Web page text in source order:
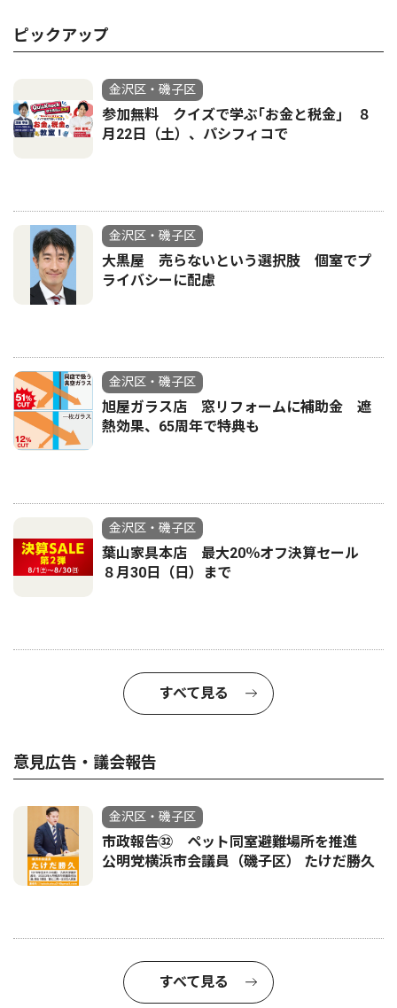
ピックアップ
金沢区・磯子区
参加無料 クイズで学ぶ｢お金と税金｣ ８
月22日（土）、パシフィコで
金沢区・磯子区
大黒屋 売らないという選択肢 個室でプ
ライバシーに配慮
金沢区・磯子区
旭屋ガラス店 窓リフォームに補助金 遮
熱効果、65周年で特典も
金沢区・磯子区
葉山家具本店 最大20％オフ決算セール
８月30日（日）まで
すべて見る
意見広告・議会報告
金沢区・磯子区
市政報告㉜ ペット同室避難場所を推進
公明党横浜市会議員（磯子区） たけだ勝久
すべて見る